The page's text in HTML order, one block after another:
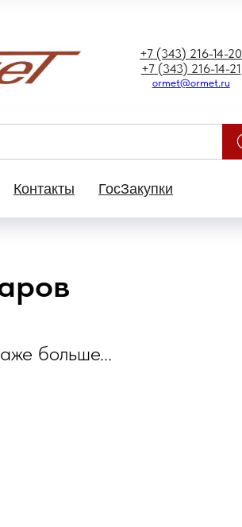
+7 (343) 216-14-20
+7 (343) 216-14-21
ormet@ormet.ru
Контакты ГосЗакупки
больше...